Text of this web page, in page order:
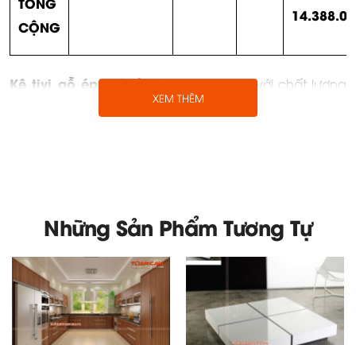
CỘNG
Kệ tivi gỗ ép giá rẻ hà nội – TC353với chất lượng
vượt trội so với những kiểu thiết kế phù hợp nhất mang
Có rất nhiểu loại ván ép để tạo nên được sản phẩm
bền đẹp như ý nhất, và những mẫu sản phẩm được
làm nên những món đồ nội thất đẹp đặc biệt là những
chiếc kệ tivi thì đều mang đến cho người dùng nhiều
sự lựa chọn thiết thực nhất. Ván ép công nghiệp được
XEM THÊM
Những Sản Phẩm Tương Tự